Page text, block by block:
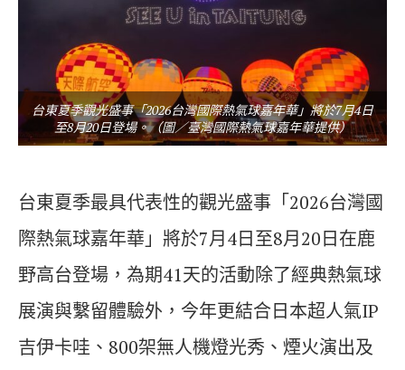
台東夏季觀光盛事「2026台灣國際熱氣球嘉年華」將於7月4日
至8月20日登場。（圖／臺灣國際熱氣球嘉年華提供）
台東夏季最具代表性的觀光盛事「2026台灣國
際熱氣球嘉年華」將於7月4日至8月20日在鹿
野高台登場，為期41天的活動除了經典熱氣球
展演與繫留體驗外，今年更結合日本超人氣IP
吉伊卡哇、800架無人機燈光秀、煙火演出及